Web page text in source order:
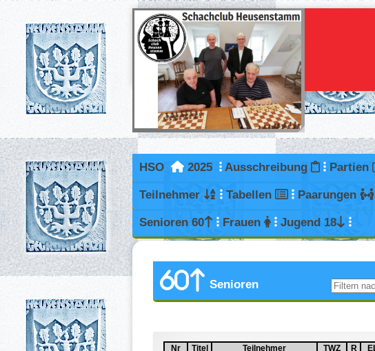
HSO 2025 Ausschreibung Partien
Teilnehmer Tabellen Paarungen
Senioren 60 Frauen Jugend 18
Senioren
Nr
Sortiere aufsteigend nach
Nr Titel
Sortiere aufsteigend nach
Titel TeilnehmerSortiere aufsteigend nach
Teilnehmer TWZ
Sortiere
TWZ R
R